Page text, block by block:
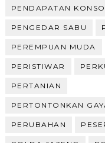
PENDAPATAN
PENGEDAR SABU
PEREMPUAN MUDA
PERISTIWAR
PERTANIAN
PERTONTONKAN
PERUBAHAN